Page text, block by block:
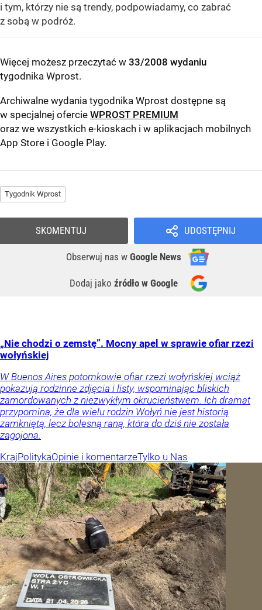
i tym, którzy nie są trendy, podpowiadamy, co zabrać
z sobą w podróż.
Więcej możesz przeczytać w 33/2008 wydaniu
tygodnika Wprost.
Archiwalne wydania tygodnika Wprost dostępne są
w specjalnej ofercie WPROST PREMIUM
oraz we wszystkich e-kioskach i w aplikacjach mobilnych
App Store i Google Play.
Tygodnik Wprost
UDOSTĘPNIJ
Obserwuj nas w Google News
Dodaj jako źródło w Google
SKOMENTUJ
„Nie chodzi o zemstę”. Mocny apel w sprawie ofiar rzezi
wołyńskiej
W Buenos Aires potomkowie ofiar rzezi wołyńskiej wciąż
pokazują rodzinne zdjęcia i listy, wspominając bliskich
zamordowanych z niezwykłym okrucieństwem. Ich dramat
przypomina, że dla wielu rodzin Wołyń nie jest historią
zamkniętą, lecz bolesną raną, która do dziś nie została
zagojona.
KrajPolitykaOpinie i komentarzeTylko u Nas